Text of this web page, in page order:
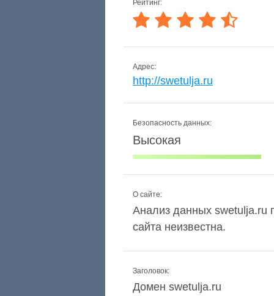
Рейтинг:
Адрес:
http://swetulja.ru
Безопасность данных:
Высокая
О сайте:
Анализ данных swetulja.ru
сайта неизвестна.
Заголовок:
Домен swetulja.ru